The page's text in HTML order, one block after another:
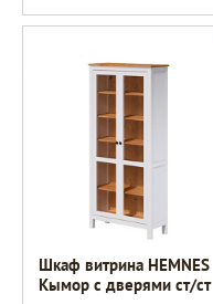
Шкаф витрина HEMNES
Кымор с дверями ст/ст